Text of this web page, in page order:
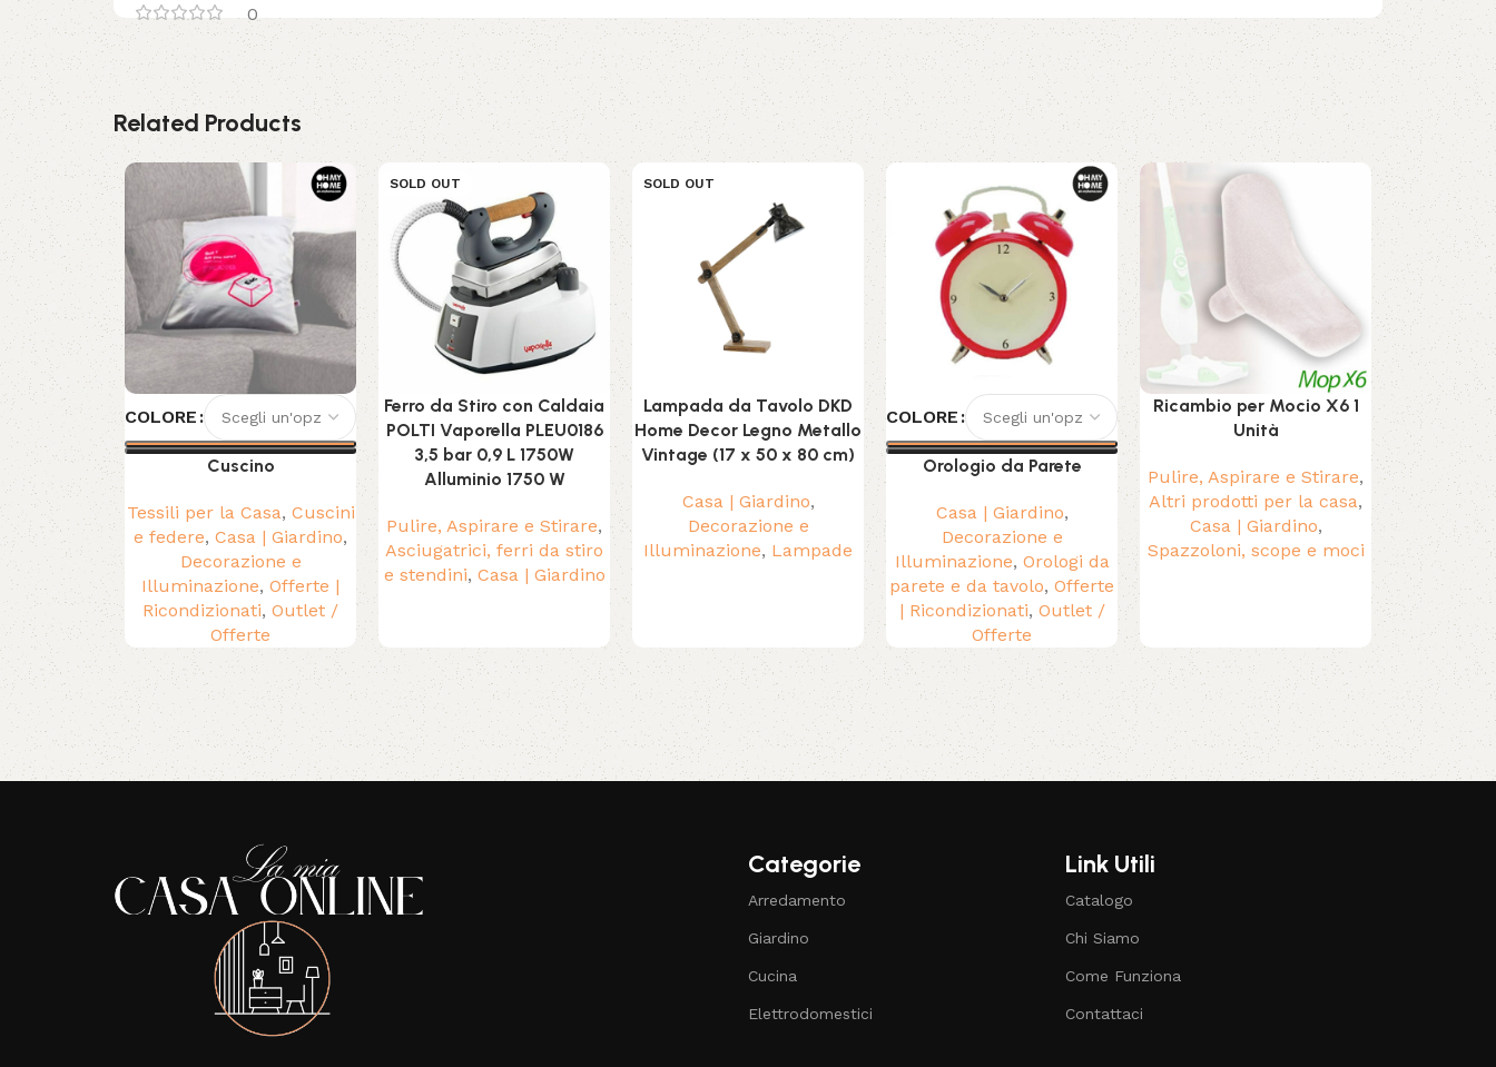
0
Related Products
COLORE
Cuscino
Tessili per la Casa, Cuscini
e federe, Casa | Giardino,
Decorazione e
Illuminazione, Offerte |
Ricondizionati, Outlet /
Offerte
SOLD OUT
Ferro da Stiro con Caldaia
POLTI Vaporella PLEU0186
3,5 bar 0,9 L 1750W
Alluminio 1750 W
Pulire, Aspirare e Stirare,
Asciugatrici, ferri da stiro
e stendini, Casa | Giardino
SOLD OUT
Lampada da Tavolo DKD
Home Decor Legno Metallo
Vintage (17 x 50 x 80 cm)
Casa | Giardino,
Decorazione e
Illuminazione, Lampade
COLORE
Orologio da Parete
Casa | Giardino,
Decorazione e
Illuminazione, Orologi da
parete e da tavolo, Offerte
| Ricondizionati, Outlet /
Offerte
Ricambio per Mocio X6 1
Unità
Pulire, Aspirare e Stirare,
Altri prodotti per la casa,
Casa | Giardino,
Spazzoloni, scope e moci
SOLD OUT
S&P TL-
1000
Casa |
Read More
Categorie
Arredamento
Giardino
Cucina
Elettrodomestici
Link Utili
Catalogo
Chi Siamo
Come Funziona
Contattaci